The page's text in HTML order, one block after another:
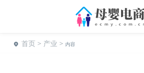
首页 > 产业 > 内容